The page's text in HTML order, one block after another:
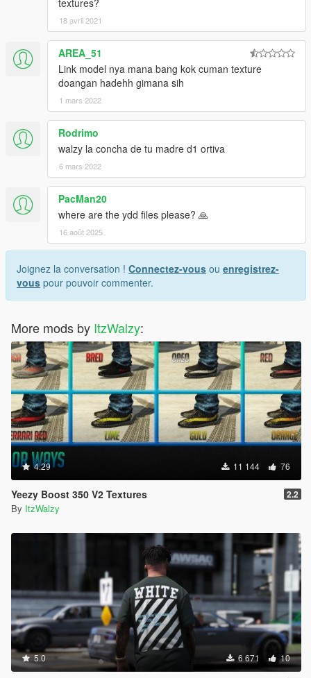
textures?
18 avril 2021
AREA_51
Link model nya mana bang kok cuman texture
doangan hadehh gimana sih
1 mars 2022
Rodrimo
walzy la concha de tu madre d1 ortiva
6 mars 2022
PacMan20
where are the ydd files please? 🙏
16 août 2025
Joignez la conversation ! Connectez-vous ou enregistrez-
vous pour pouvoir commenter.
More mods by ItzWalzy:
4.29 11 144 76
Yeezy Boost 350 V2 Textures 2.2
By ItzWalzy
5.0 6 671 10